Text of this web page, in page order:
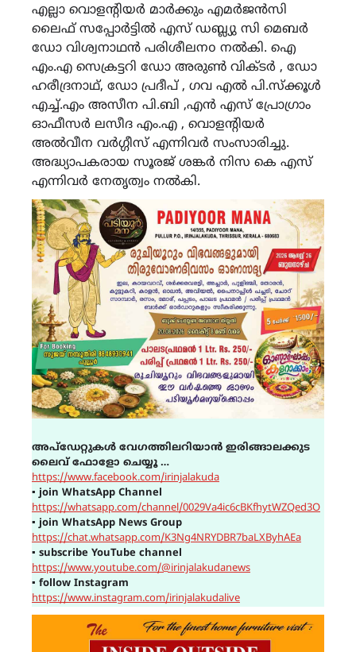
എല്ലാ വൊളന്റിയർ മാർക്കും എമർജൻസി
ലൈഫ് സപ്പോർട്ടിൽ എസ് ഡബ്ല്യു സി മെബർ
ഡോ വിശ്വനാഥൻ പരിശീലനo നൽകി. ഐ
എം.എ സെക്രട്ടറി ഡോ അരുൺ വിക്ടർ , ഡോ
ഹരീദ്രനാഥ്, ഡോ പ്രദീപ് , ഗവ എൽ പി.സ്ക്കൂൾ
എച്ച്.എം അസീന പി.ബി ,എൻ എസ് പ്രോഗ്രാം
ഓഫീസർ ലസീദ എം.എ , വൊളന്റിയർ
അൽവീന വർഗ്ഗീസ് എന്നിവർ സംസാരിച്ചു.
അദ്ധ്യാപകരായ സൂരജ് ശങ്കർ നിസ കെ എസ്
എന്നിവർ നേതൃത്വം നൽകി.
അപ്ഡേറ്റുകൾ വേഗത്തിലറിയാൻ ഇരിങ്ങാലക്കുട
ലൈവ് ഫോളോ ചെയ്യൂ …
https://www.facebook.com/irinjalakuda
▪ join WhatsApp Channel
https://whatsapp.com/channel/0029Va4ic6cBKfhytWZQed3O
▪ join WhatsApp News Group
https://chat.whatsapp.com/K3Ng4NRYDBR7baLXByhAEa
▪ subscribe YouTube channel
https://www.youtube.com/@irinjalakudanews
▪ follow Instagram
https://www.instagram.com/irinjalakudalive